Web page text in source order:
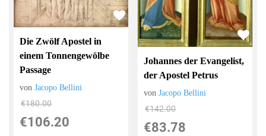
Die Zwölf Apostel in
einem Tonnengewölbe
Passage
vonJacopo Bellini
€180.00
€106.20
Johannes der Evangelist,
der Apostel Petrus
vonJacopo Bellini
€142.00
€83.78